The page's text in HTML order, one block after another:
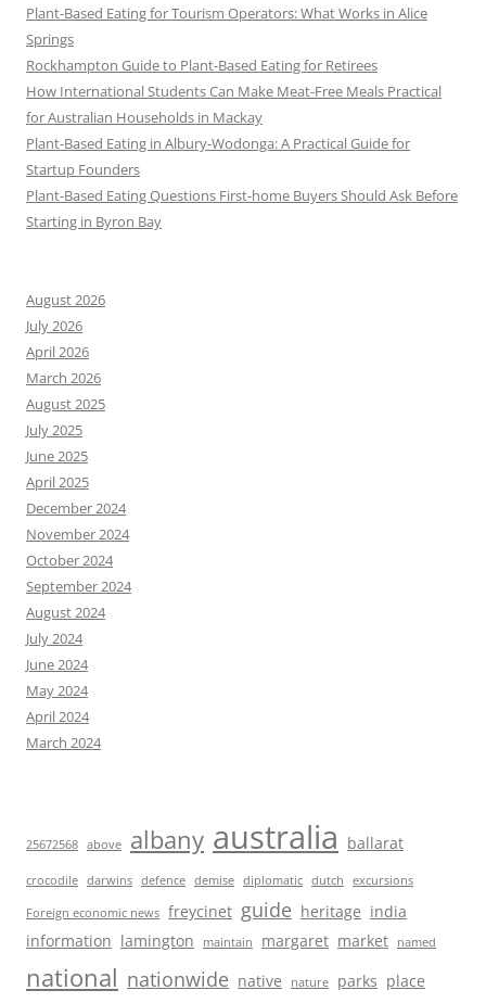
Plant-Based Eating for Tourism Operators: What Works in Alice
Springs
Rockhampton Guide to Plant-Based Eating for Retirees
How International Students Can Make Meat-Free Meals Practical
for Australian Households in Mackay
Plant-Based Eating in Albury-Wodonga: A Practical Guide for
Startup Founders
Plant-Based Eating Questions First-home Buyers Should Ask Before
Starting in Byron Bay
August 2026
July 2026
April 2026
March 2026
August 2025
July 2025
June 2025
April 2025
December 2024
November 2024
October 2024
September 2024
August 2024
July 2024
June 2024
May 2024
April 2024
March 2024
25672568 above albany australia ballarat
crocodile darwins defence demise diplomatic dutch excursions
Foreign economic news freycinet guide heritage india
information lamington maintain margaret market named
national nationwide native nature parks place